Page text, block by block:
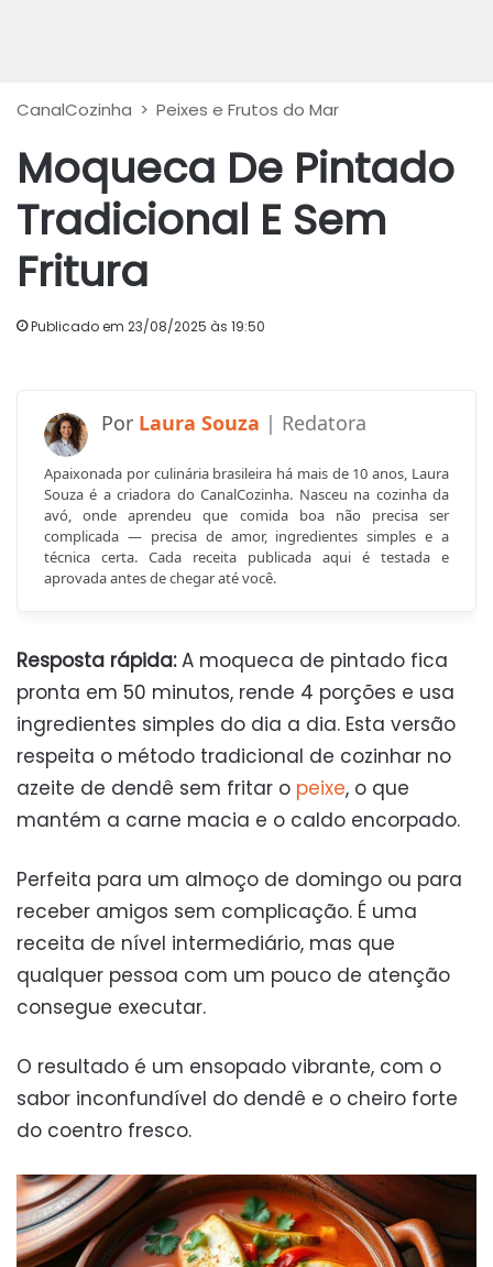
CanalCozinha > Peixes e Frutos do Mar
Moqueca De Pintado
Tradicional E Sem
Fritura
Publicado em 23/08/2025 às 19:50
Laura Souza
Apaixonada por culinária brasileira há mais de 10 anos, Laura
Souza é a criadora do CanalCozinha. Nasceu na cozinha da
avó, onde aprendeu que comida boa não precisa ser
complicada — precisa de amor, ingredientes simples e a
técnica certa. Cada receita publicada aqui é testada e
aprovada antes de chegar até você.
Resposta rápida:A moqueca de pintado fica
pronta em 50 minutos, rende 4 porções e usa
ingredientes simples do dia a dia. Esta versão
respeita o método tradicional de cozinhar no
azeite de dendê sem fritar o peixe, o que
mantém a carne macia e o caldo encorpado.
Perfeita para um almoço de domingo ou para
receber amigos sem complicação. É uma
receita de nível intermediário, mas que
qualquer pessoa com um pouco de atenção
consegue executar.
O resultado é um ensopado vibrante, com o
sabor inconfundível do dendê e o cheiro forte
do coentro fresco.